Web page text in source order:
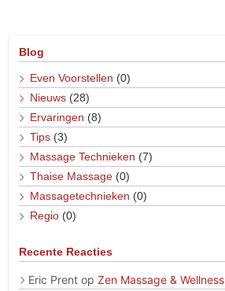
Blog
Even Voorstellen (0)
Nieuws (28)
Ervaringen (8)
Tips (3)
Massage Technieken (7)
Thaise Massage (0)
Massagetechnieken (0)
Regio (0)
Recente Reacties
Eric Prent op Zen Massage & Wellness